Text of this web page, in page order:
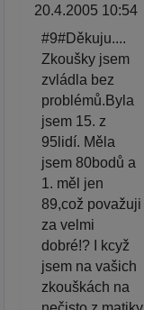
20.4.2005 10:54
#9#Děkuju....
Zkoušky jsem
zvládla bez
problémů.Byla
jsem 15. z
95lidí. Měla
jsem 80bodů a
1. měl jen
89,což považuji
za velmi
dobré!? I kcyž
jsem na vašich
zkouškách na